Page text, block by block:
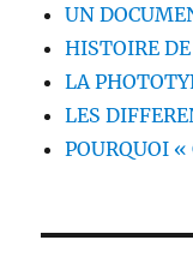
UN
HISTOIRE
LA
LES
POURQUOI «